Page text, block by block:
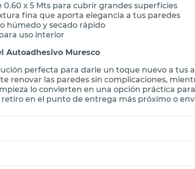
0.60 x 5 Mts para cubrir grandes superficies
fina que aporta elegancia a tus paredes
húmedo y secado rápido
uso interior
Autoadhesivo Muresco
perfecta para darle un toque nuevo a tus
renovar las paredes sin complicaciones,
lo convierten en una opción práctica
en el punto de entrega más próximo o